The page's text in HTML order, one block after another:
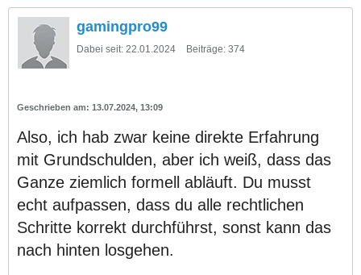
gamingpro99
Dabei seit: 22.01.2024 Beiträge: 374
13.07.2024, 13:09
Also, ich hab zwar keine direkte Erfahrung
mit Grundschulden, aber ich weiß, dass das
Ganze ziemlich formell abläuft. Du musst
echt aufpassen, dass du alle rechtlichen
Schritte korrekt durchführst, sonst kann das
nach hinten losgehen.